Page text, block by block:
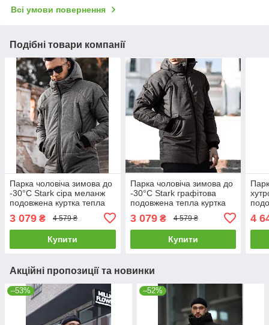
Всі умови повернення
Подібні товари компанії
Парка чоловіча зимова до
-30°C Stark сіра меланж
подовжена куртка тепла
3 079 ₴ 4 579 ₴
Купити
Парка чоловіча зимова до
-30°C Stark графітова
подовжена тепла куртка
зимовий
3 079₴ 4 579 ₴
Купити
4
Акційні пропозиції та новинки
–53% –52%